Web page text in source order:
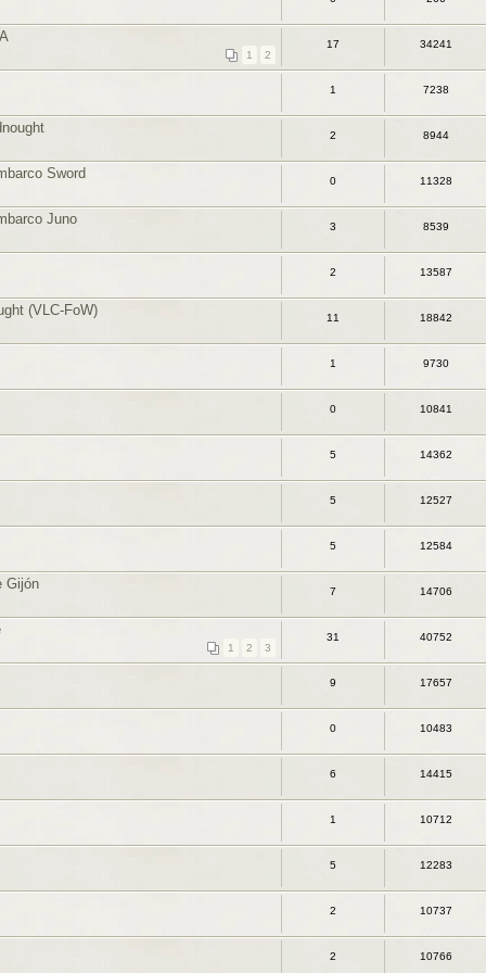
1 2
17 34241
1 7238
2 8944
Sword 0 11328
Juno 3 8539
2 13587
(VLC-FoW) 11 18842
1 9730
0 10841
5 14362
5 12527
5 12584
Gijón 7 14706
1 2 3
31 40752
9 17657
0 10483
6 14415
1 10712
5 12283
2 10737
2 10766